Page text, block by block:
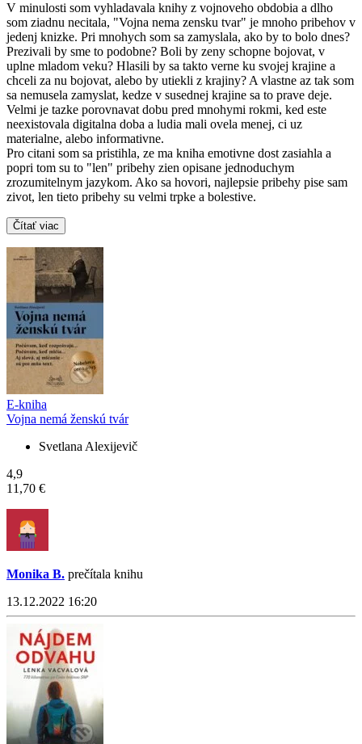
V minulosti som vyhladavala knihy z vojnoveho obdobia a dlho
som ziadnu necitala, "Vojna nema zensku tvar" je mnoho pribehov v
jedenj knizke. Pri mnohych som sa zamyslala, ako by to bolo dnes?
Prezivali by sme to podobne? Boli by zeny schopne bojovat, v
uplne mladom veku? Hlasili by sa takto verne ku svojej krajine a
chceli za nu bojovat, alebo by utiekli z krajiny? A vlastne az tak som
sa nemusela zamyslat, kedze v susednej krajine sa to prave deje.
Velmi je tazke porovnavat dobu pred mnohymi rokmi, ked este
neexistovala digitalna doba a ludia mali ovela menej, ci uz
materialne, alebo informativne.
Pro citani som sa pristihla, ze ma kniha emotivne dost zasiahla a
popri tom su to "len" pribehy zien opisane jednoduchym
zrozumitelnym jazykom. Ako sa hovori, najlepsie pribehy pise sam
zivot, len tieto pribehy su velmi trpke a bolestive.
Čítať viac
E-kniha
Vojna nemá ženskú tvár
Svetlana Alexijevič
4,9
11,70 €
Monika B. prečítala knihu
13.12.2022 16:20